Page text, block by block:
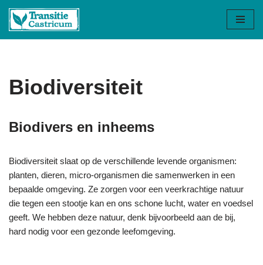
Ga
Biodiversiteit
Biodivers en inheems
Biodiversiteit slaat op de verschillende levende organismen:
planten, dieren, micro-organismen die samenwerken in een
bepaalde omgeving. Ze zorgen voor een veerkrachtige natuur
die tegen een stootje kan en ons schone lucht, water en voedsel
geeft. We hebben deze natuur, denk bijvoorbeeld aan de bij,
hard nodig voor een gezonde leefomgeving.